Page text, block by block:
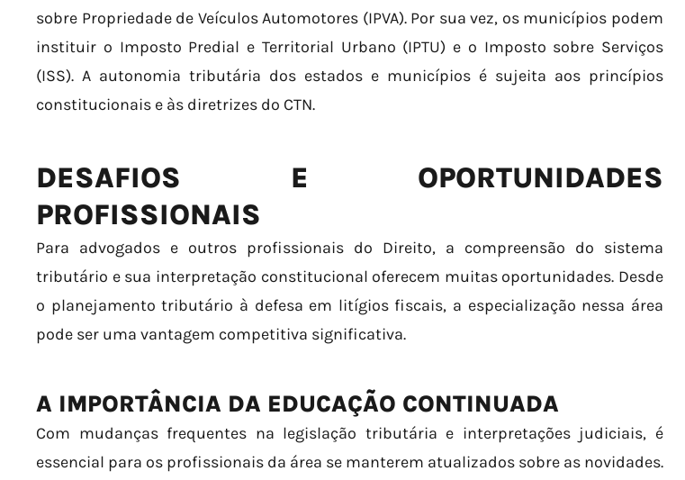
sobre Propriedade de Veículos Automotores (IPVA). Por sua vez, os municípios podem
instituir o Imposto Predial e Territorial Urbano (IPTU) e o Imposto sobre Serviços
(ISS). A autonomia tributária dos estados e municípios é sujeita aos princípios
constitucionais e às diretrizes do CTN.
DESAFIOS E OPORTUNIDADES
PROFISSIONAIS
Para advogados e outros profissionais do Direito, a compreensão do sistema
tributário e sua interpretação constitucional oferecem muitas oportunidades. Desde
o planejamento tributário à defesa em litígios fiscais, a especialização nessa área
pode ser uma vantagem competitiva significativa.
A IMPORTÂNCIA DA EDUCAÇÃO CONTINUADA
Com mudanças frequentes na legislação tributária e interpretações judiciais, é
essencial para os profissionais da área se manterem atualizados sobre as novidades.